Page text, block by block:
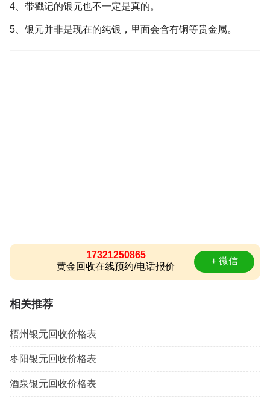
4、带戳记的银元也不一定是真的。
5、银元并非是现在的纯银，里面会含有铜等贵金属。
17321250865
黄金回收在线预约/电话报价
+ 微信
相关推荐
梧州银元回收价格表
枣阳银元回收价格表
酒泉银元回收价格表